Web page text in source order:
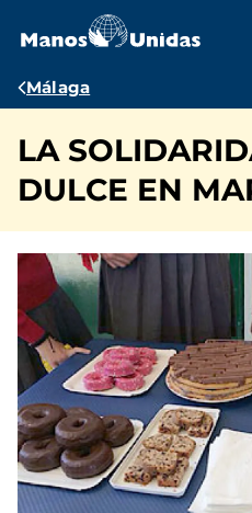
contenido
Ruta
navegación
Málaga
LA
DULCE EN